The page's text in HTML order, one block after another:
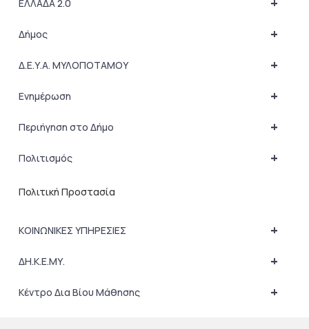
ΕΛΛΑΔΑ 2.0
+
Δήμος
+
Δ.Ε.Υ.Α. ΜΥΛΟΠΟΤΑΜΟΥ
+
Ενημέρωση
+
Περιήγηση στο Δήμο
+
Πολιτισμός
Πολιτική Προστασία
+
ΚΟΙΝΩΝΙΚΕΣ ΥΠΗΡΕΣΙΕΣ
+
ΔΗ.Κ.Ε.ΜΥ.
+
Κέντρο Δια Βίου Μάθησης